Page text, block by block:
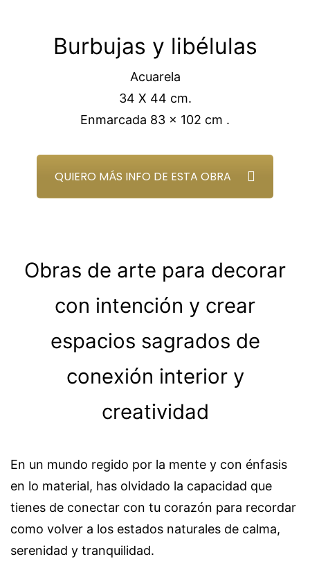
Burbujas y libélulas
Acuarela
34 X 44 cm.
Enmarcada 83 x 102 cm .
QUIERO MÁS INFO DE ESTA OBRA
Obras de arte para decorar
con intención y crear
espacios sagrados de
conexión interior y
creatividad
En un mundo regido por la mente y con énfasis
en lo material, has olvidado la capacidad que
tienes de conectar con tu corazón para recordar
como volver a los estados naturales de calma,
serenidad y tranquilidad.